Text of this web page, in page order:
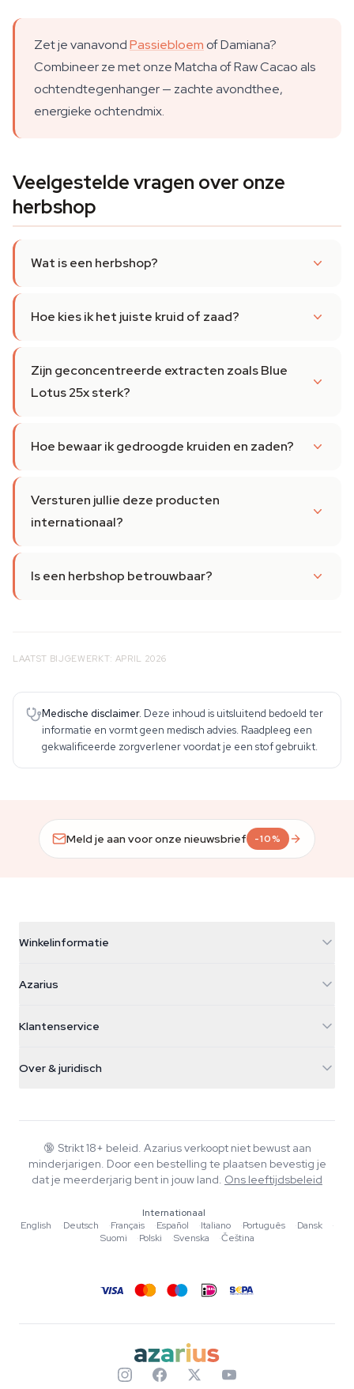
Zet je vanavondPassiebloem of Damiana?
Combineer ze met onze Matcha of Raw Cacao als
ochtendtegenhanger — zachte avondthee,
energieke ochtendmix.
Veelgestelde vragen over onze
herbshop
Wat is een herbshop?
Hoe kies ik het juiste kruid of zaad?
Zijn geconcentreerde extracten zoals Blue
Lotus 25x sterk?
Hoe bewaar ik gedroogde kruiden en zaden?
Versturen jullie deze producten
internationaal?
Is een herbshop betrouwbaar?
LAATST BIJGEWERKT: APRIL 2026
Medische disclaimer. Deze inhoud is uitsluitend bedoeld ter
informatie en vormt geen medisch advies. Raadpleeg een
gekwalificeerde zorgverlener voordat je een stof gebruikt.
Meld je aan voor onze nieuwsbrief -10%
Winkelinformatie
Galvaniweg 11
Nederland
+31(0)204897914
Azarius
Smokeshop
Klantenservice
Retourbeleid
Veelgestelde vragen
Privacybeleid
Over & juridisch
Wiki
Muziek
Redactionele normen
Tools & Calculators
🔞 Strikt 18+ beleid. Azarius verkoopt niet bewust aan
minderjarigen. Door een bestelling te plaatsen bevestig je
dat je meerderjarig bent in jouw land. Ons leeftijdsbeleid
Internationaal
English
·Deutsch ·Français ·Español ·Italiano ·Português ·Dansk
·
Suomi
·Polski ·Svenska ·Čeština